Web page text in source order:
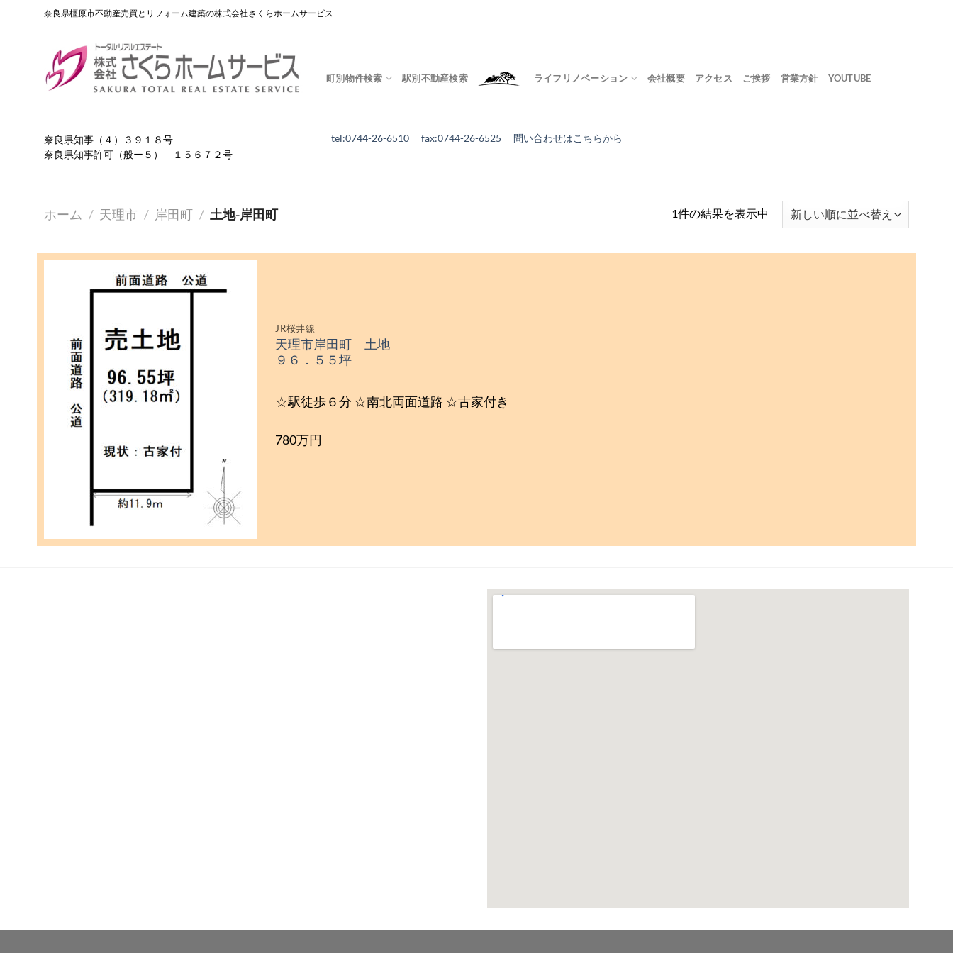
奈良県橿原市不動産売買とリフォーム建築の株式会社さくらホームサービス
町別物件検索 駅別不動産検索 ライフリノベーション 会社概要 アクセス ご挨拶 営業方針 YOUTUBE
tel:0744-26-6510 fax:0744-26-6525 問い合わせはこちらから
奈良県知事（４）３９１８号
奈良県知事許可（般ー５） １５６７２号
ホーム / 天理市 / 岸田町 / 土地-岸田町 1件の結果を表示中
JR桜井線
天理市岸田町 土地
９６．５５坪
☆駅徒歩６分 ☆南北両面道路 ☆古家付き
780万円